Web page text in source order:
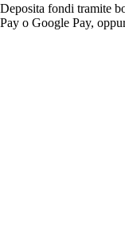
Deposita fondi tramite
Pay o Google Pay,